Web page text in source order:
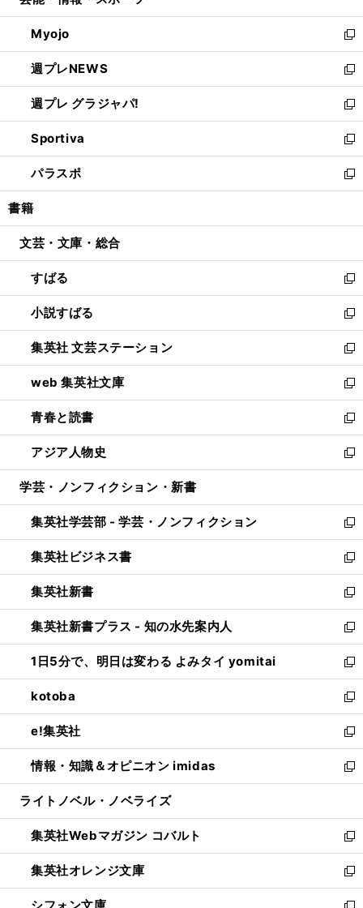
開
く
ウ
で
開
く
ン
ド
ウ
で
開
く
ウ
ィ
ン
ド
ウ
で
開
く
Myojo
新
し
い
ウ
ィ
ン
ド
ウ
で
開
週プレNEWS
新
し
い
ウ
ィ
ン
ド
ウ
開
週プレ グラジャパ!
新
し
い
ウ
ィ
ン
ウ
開
く
Sportiva
新
し
い
ウ
ン
ウ
で
開
く
パラスポ
新
し
ウ
ン
ド
ウ
で
開
く
書籍
文芸・文庫・総合
すばる
新
し
い
ウ
ィ
ン
ド
ウ
で
開
く
小説すばる
新
し
い
ウ
ィ
ン
ド
ウ
で
開
集英社 文芸ステーション
新
し
い
ウ
ィ
ン
ド
ウ
開
く
web 集英社文庫
新
し
い
ウ
ィ
ン
ウ
で
開
く
青春と読書
新
し
い
ウ
ン
ド
ウ
で
開
く
アジア人物史
新
し
ウ
ィ
ン
ド
ウ
で
開
く
学芸・ノンフィクション・新書
集英社学芸部 - 学芸・ノンフィクション
新
し
い
ウ
ィ
ン
ド
ウ
で
開
く
集英社ビジネス書
新
し
い
ウ
ィ
ン
ド
ウ
で
開
く
集英社新書
新
し
い
ウ
ィ
ン
ド
ウ
で
開
く
集英社新書プラス - 知の水先案内人
新
し
い
ウ
ィ
ン
ド
ウ
で
開
1日5分で、明日は変わる よみタイ yomitai
新
し
い
ウ
ィ
ン
ド
ウ
開
く
kotoba
新
し
い
ウ
ィ
ン
ウ
で
開
く
e!集英社
新
し
い
ウ
ン
ド
ウ
で
開
く
情報・知識＆オピニオン imidas
新
し
ウ
ィ
ン
ド
ウ
ライトノベル・ノベライズ
集英社Webマガジン コバルト
新
し
い
ウ
集英社オレンジ文庫
新
し